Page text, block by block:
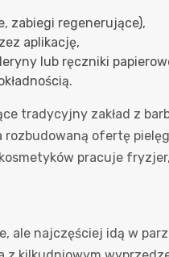
zabiegi regenerujące),
aplikację,
lub ręczniki
tradycyjny zakład z
ofertę
pracuje
ale najczęściej idą w